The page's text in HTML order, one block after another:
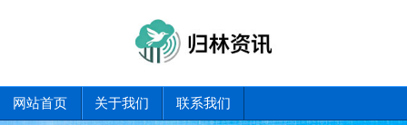
网站首页 关于我们 联系我们